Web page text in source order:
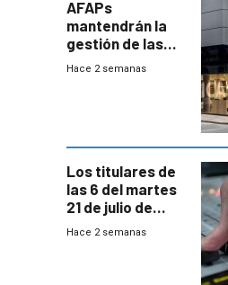
AFAPs
mantendrán la
gestión de las
cuentas
Hace 2 semanas
Los titulares de
las 6 del martes
21 de julio de
2026
Hace 2 semanas